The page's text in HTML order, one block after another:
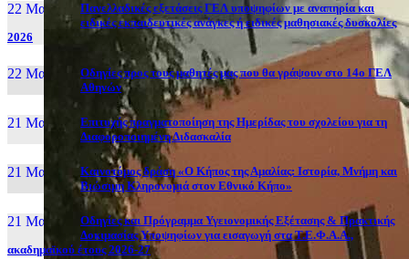
22 Μαι, 26
Πανελλαδικές εξετάσεις ΓΕΛ υποψηφίων με αναπηρία και
ειδικές εκπαιδευτικές ανάγκες ή ειδικές μαθησιακές δυσκολίες
2026
22 Μαι, 26
Οδηγίες προς τους μαθητές μας που θα γράψουν στο 14ο ΓΕΛ
Αθηνών
21 Μαι, 26
Επιτυχής πραγματοποίηση της Ημερίδας του σχολείου για τη
Διαφοροποιημένη Διδασκαλία
21 Μαι, 26
Καινοτόμος δράση «Ο Κήπος της Αμαλίας: Ιστορία, Μνήμη και
Βιώσιμη Κληρονομιά στον Εθνικό Κήπο»
21 Μαι, 26
Οδηγίες και Πρόγραμμα Υγειονομικής Εξέτασης & Πρακτικής
Δοκιμασίας Υποψηφίων για εισαγωγή στα Τ.Ε.Φ.Α.Α.,
ακαδημαϊκού έτους 2026-27